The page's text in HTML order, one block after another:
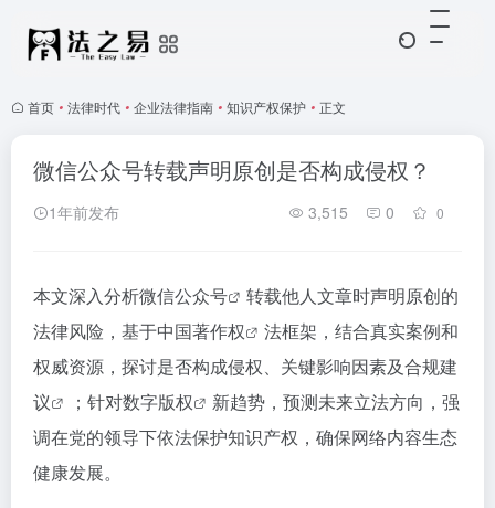
首页 • 法律时代 • 企业法律指南 • 知识产权保护 • 正文
微信公众号转载声明原创是否构成侵权？
1年前发布 3,515 0 0
本文深入分析微信公众号
转载他人文章时声明原创的
法律风险，基于中国著作权
法框架，结合真实案例和
权威资源，探讨是否构成侵权、关键影响因素及合规建
议
；针对数字版权
新趋势，预测未来立法方向，强
调在党的领导下依法保护知识产权，确保网络内容生态
健康发展。